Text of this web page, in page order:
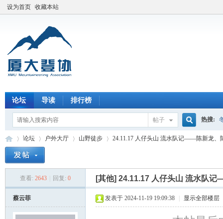
设为首页 收藏本站
论坛 导读 排行榜
帖子
索
热搜:
论坛
›
户外大厅
›
山野徒步
›
24.11.17 人仔头山 流水队记——陈新龙、
查看: 2643 回复: 0 [其他] 24.11.17 人仔头山 流水队
蔡云菲 发表于 2024-11-19 19:09:38 显示全部楼层